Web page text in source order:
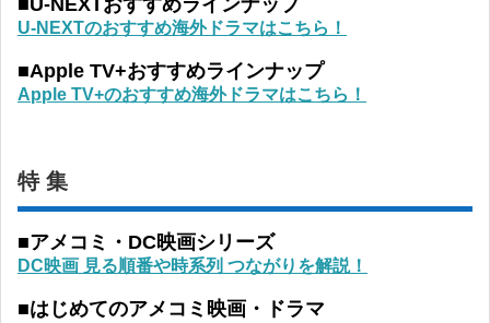
■U-NEXTおすすめラインナップ
U-NEXTのおすすめ海外ドラマはこちら！
■Apple TV+おすすめラインナップ
Apple TV+のおすすめ海外ドラマはこちら！
特 集
■アメコミ・DC映画シリーズ
DC映画 見る順番や時系列 つながりを解説！
■はじめてのアメコミ映画・ドラマ